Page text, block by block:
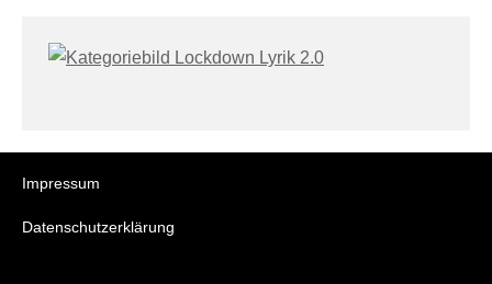
Impressum
Datenschutzerklärung